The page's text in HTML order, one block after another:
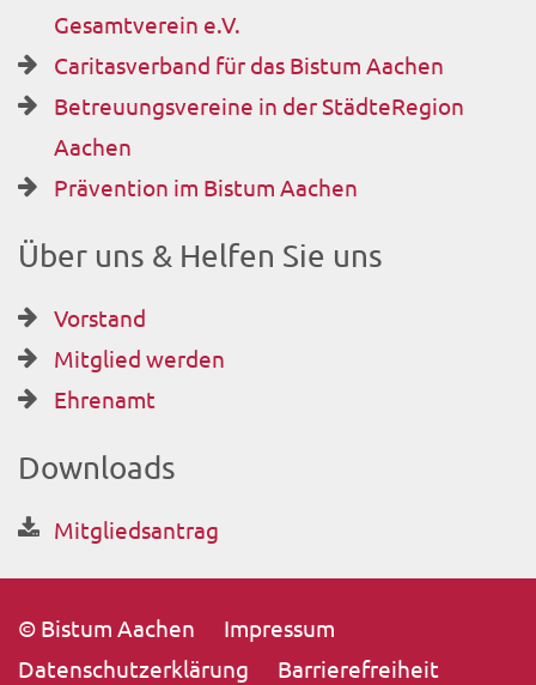
Gesamtverein e.V.
Caritasverband für das Bistum Aachen
Betreuungsvereine in der StädteRegion
Aachen
Prävention im Bistum Aachen
Über uns & Helfen Sie uns
Vorstand
Mitglied werden
Ehrenamt
Downloads
Mitgliedsantrag
© Bistum Aachen
Impressum
Datenschutzerklärung
Barrierefreiheit